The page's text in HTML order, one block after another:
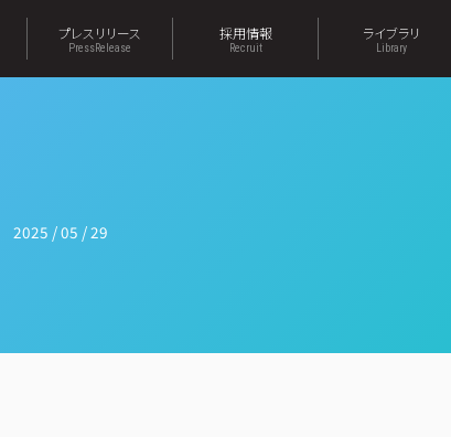
プレスリリース
PressRelease
採用情報
Recruit
ライブラリ
Library
2025 / 05 / 29